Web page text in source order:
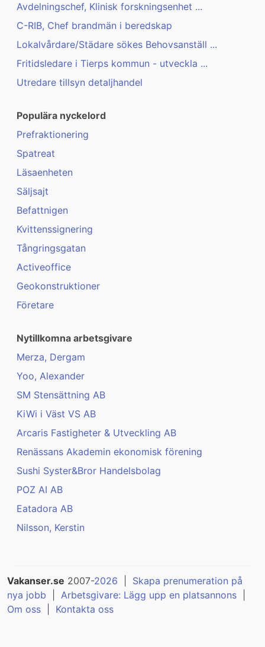
Avdelningschef, Klinisk forskningsenhet ...
C-RIB, Chef brandmän i beredskap
Lokalvårdare/Städare sökes Behovsanställ ...
Fritidsledare i Tierps kommun - utveckla ...
Utredare tillsyn detaljhandel
Populära nyckelord
Prefraktionering
Spatreat
Läsaenheten
Säljsajt
Befattnigen
Kvittenssignering
Tångringsgatan
Activeoffice
Geokonstruktioner
Företare
Nytillkomna arbetsgivare
Merza, Dergam
Yoo, Alexander
SM Stensättning AB
KiWi i Väst VS AB
Arcaris Fastigheter & Utveckling AB
Renässans Akademin ekonomisk förening
Sushi Syster&Bror Handelsbolag
POZ AI AB
Eatadora AB
Nilsson, Kerstin
Vakanser.se 2007-2026
Skapa prenumeration på
nya jobb
Arbetsgivare: Lägg upp en platsannons
Om oss
Kontakta oss